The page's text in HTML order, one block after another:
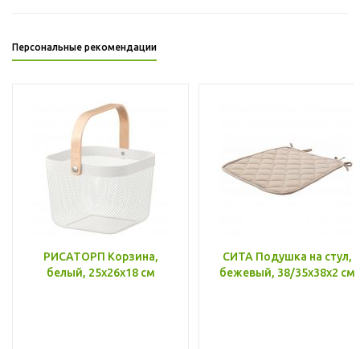
Персональные рекомендации
РИСАТОРП Корзина,
белый, 25x26x18 см
СИТА Подушка на стул,
бежевый, 38/35x38x2 см